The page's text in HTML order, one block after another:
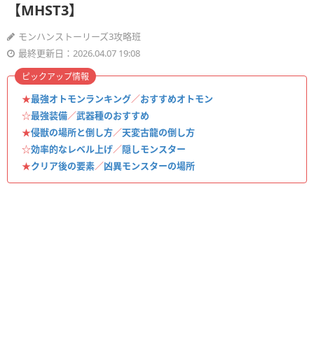
【MHST3】
モンハンストーリーズ3攻略班
最終更新日：2026.04.07 19:08
★最強オトモンランキング／おすすめオトモン
☆最強装備／武器種のおすすめ
★侵獣の場所と倒し方／天変古龍の倒し方
☆効率的なレベル上げ／隠しモンスター
★クリア後の要素／凶異モンスターの場所
ピックアップ情報